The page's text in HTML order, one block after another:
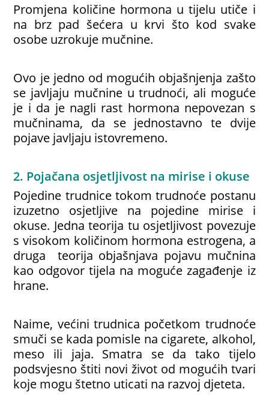
Promjena količine hormona u tijelu utiče i
na brz pad šećera u krvi što kod svake
osobe uzrokuje mučnine.
Ovo je jedno od mogućih objašnjenja zašto
se javljaju mučnine u trudnoći, ali moguće
je i da je nagli rast hormona nepovezan s
mučninama, da se jednostavno te dvije
pojave javljaju istovremeno.
2. Pojačana osjetljivost na mirise i okuse
Pojedine trudnice tokom trudnoće postanu
izuzetno osjetljive na pojedine mirise i
okuse. Jedna teorija tu osjetljivost povezuje
s visokom količinom hormona estrogena, a
druga teorija objašnjava pojavu mučnina
kao odgovor tijela na moguće zagađenje iz
hrane.
Naime, većini trudnica početkom trudnoće
smuči se kada pomisle na cigarete, alkohol,
meso ili jaja. Smatra se da tako tijelo
podsvjesno štiti novi život od mogućih tvari
koje mogu štetno uticati na razvoj djeteta.